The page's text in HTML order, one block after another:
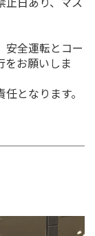
全運転とコー
をお願いしま
となります。